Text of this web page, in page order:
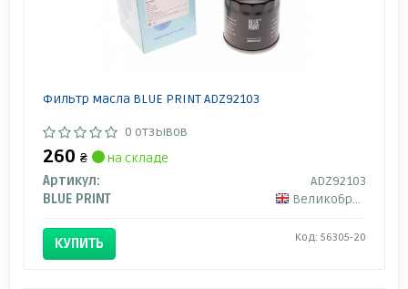
Фильтр масла BLUE PRINT ADZ92103
0 отзывов
260 ₴
на складе
Артикул:
ADZ92103
BLUE PRINT
Великобритания
КУПИТЬ Код: 56305-20